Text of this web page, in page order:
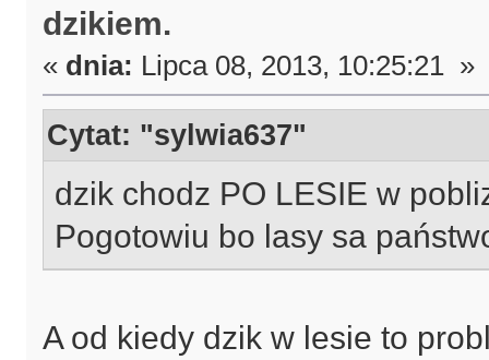
dzikiem.
« dnia: Lipca 08, 2013, 10:25:21 »
Cytat: "sylwia637"
dzik chodz PO LESIE w
Pogotowiu bo lasy sa
A od kiedy dzik w lesie to